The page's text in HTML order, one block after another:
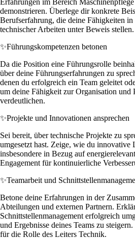
demonstrieren. Überlege dir konkrete
Berufserfahrung, die deine Fähigkeiten
technischer Arbeiten unter Beweis stellen.
✨Führungskompetenzen betonen
Da die Position eine Führungsrolle
über deine Führungserfahrungen zu
denen du erfolgreich ein Team geleitet
um deine Fähigkeit zur Organisation und
verdeutlichen.
✨Projekte und Innovationen ansprechen
Sei bereit, über technische Projekte zu
umgesetzt hast. Zeige, wie du innovative
insbesondere in Bezug auf
Engagement für kontinuierliche
✨Teamarbeit und
Betone deine Erfahrungen in der
Abteilungen und externen Partnern.
Schnittstellenmanagement erfolgreich
und Ergebnisse deines Teams zu
für die Rolle des Leiters Technik.